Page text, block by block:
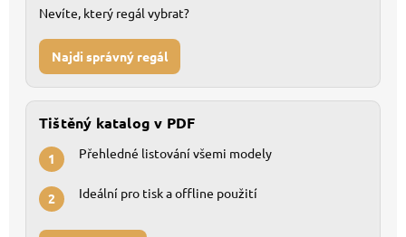
Nevíte, který regál vybrat?
Najdi správný regál
Tištěný katalog v PDF
1 Přehledné listování všemi modely
2 Ideální pro tisk a offline použití